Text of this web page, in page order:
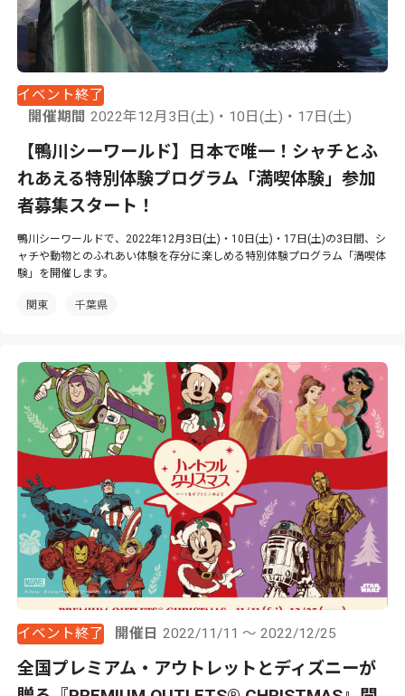
イベント終了
開催期間 2022年12月3日(土)・10日(土)・17日(土)
【鴨川シーワールド】日本で唯一！シャチとふ
れあえる特別体験プログラム「満喫体験」参加
者募集スタート！
鴨川シーワールドで、2022年12月3日(土)・10日(土)・17日(土)の3日間、シ
ャチや動物とのふれあい体験を存分に楽しめる特別体験プログラム「満喫体
験」を開催します。
関東 千葉県
イベント終了 開催日 2022/11/11 ～ 2022/12/25
全国プレミアム・アウトレットとディズニーが